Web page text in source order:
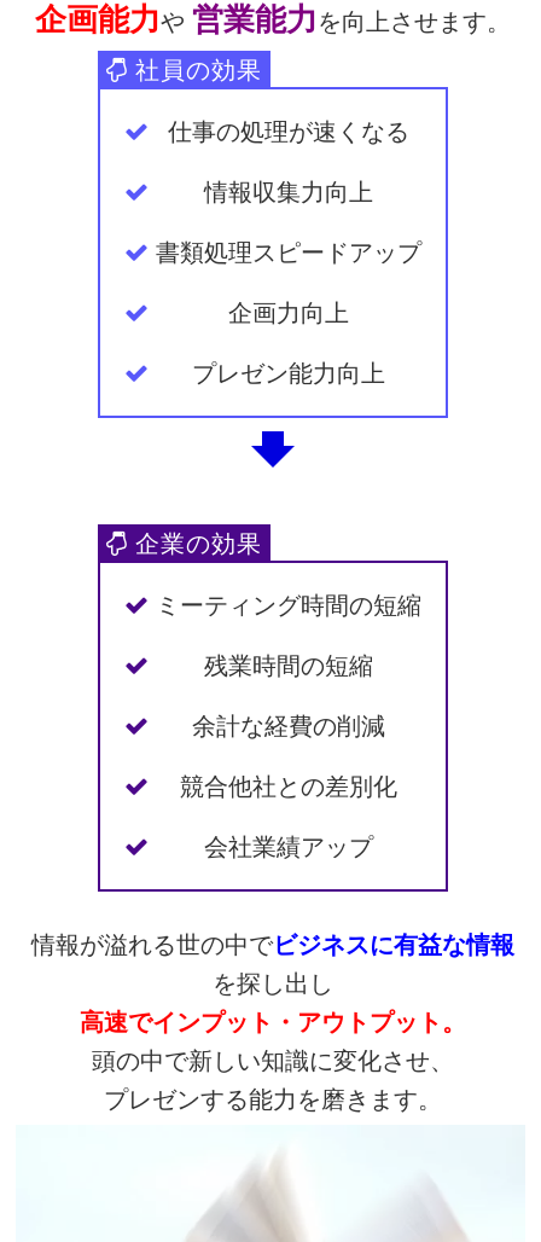
企画能力や 営業能力を向上させます。
仕事の処理が速くなる
情報収集力向上
書類処理スピードアップ
企画力向上
プレゼン能力向上
ミーティング時間の短縮
残業時間の短縮
余計な経費の削減
競合他社との差別化
会社業績アップ
情報が溢れる世の中でビジネスに有益な情報
を探し出し
高速でインプット・アウトプット。
頭の中で新しい知識に変化させ、
プレゼンする能力を磨きます。